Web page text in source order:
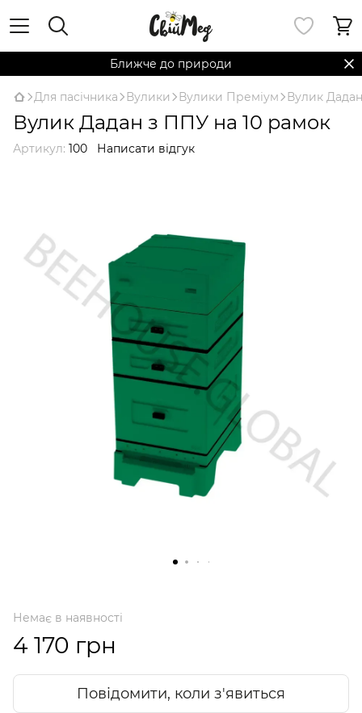
Ближче до природи
Для пасічника Вулики Вулики Преміум Вулик
Вулик Дадан з ППУ на 10 рамок
Артикул: 100 Написати відгук
Немає в наявності
4 170 грн
Повідомити, коли з'явиться